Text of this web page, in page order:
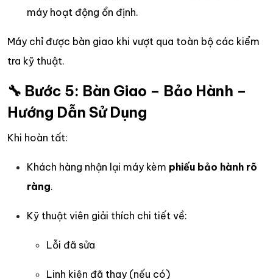
máy hoạt động ổn định.
Máy chỉ được bàn giao khi vượt qua toàn bộ các kiểm
tra kỹ thuật.
🔧 Bước 5: Bàn Giao – Bảo Hành –
Hướng Dẫn Sử Dụng
Khi hoàn tất:
Khách hàng nhận lại máy kèm phiếu bảo hành rõ
ràng.
Kỹ thuật viên giải thích chi tiết về:
Lỗi đã sửa
Linh kiện đã thay (nếu có)